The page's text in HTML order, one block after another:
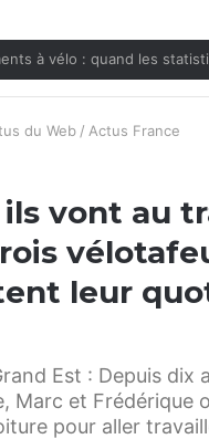
du Web / Actus France
ils vont au
leur
Est : Depuis dix
Marc et Frédérique
pour aller